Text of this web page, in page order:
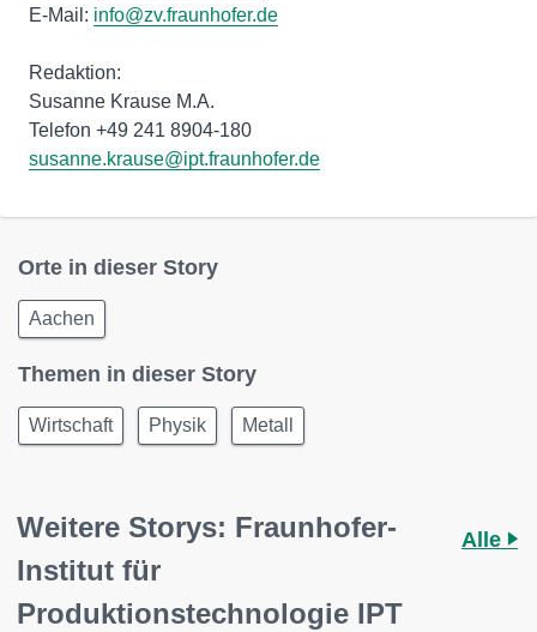
E-Mail: info@zv.fraunhofer.de
Redaktion:
Susanne Krause M.A.
susanne.krause@ipt.fraunhofer.de
Orte in dieser Story
Aachen
Themen in dieser Story
Wirtschaft Physik Metall
Weitere Storys: Fraunhofer-
Institut für
Produktionstechnologie IPT
Alle